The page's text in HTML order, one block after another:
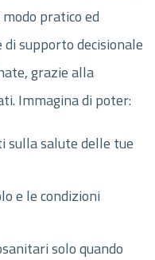
pratico ed
supporto decisionale
grazie alla
Immagina di poter:
sulla salute delle tue
e le condizioni
solo quando